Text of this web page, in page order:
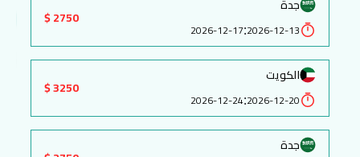
جدة
2026-12-13
:
2026-12-17
2750 $
الكويت
2026-12-20
:
2026-12-24
3250 $
جدة